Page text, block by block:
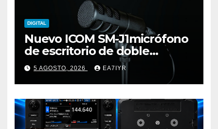
DIGITAL
Nuevo ICOM SM-J1micrófono
de escritorio de doble
elemento premium
5 AGOSTO, 2026 EA7IYR